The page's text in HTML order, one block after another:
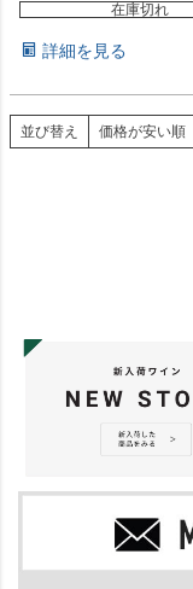
在庫切れ
詳細を見る
並び替え 価格が安い順